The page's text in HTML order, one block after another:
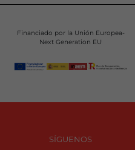
Financiado por la Unión Europea-
Next Generation EU
SÍGUENOS